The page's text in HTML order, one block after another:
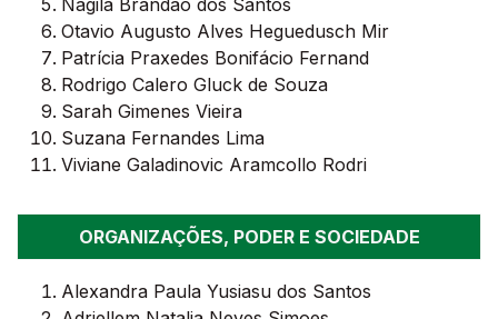
Nágila Brandão dos Santos
Otavio Augusto Alves Heguedusch Mir
Patrícia Praxedes Bonifácio Fernand
Rodrigo Calero Gluck de Souza
Sarah Gimenes Vieira
Suzana Fernandes Lima
Viviane Galadinovic Aramcollo Rodri
ORGANIZAÇÕES, PODER E SOCIEDADE
Alexandra Paula Yusiasu dos Santos